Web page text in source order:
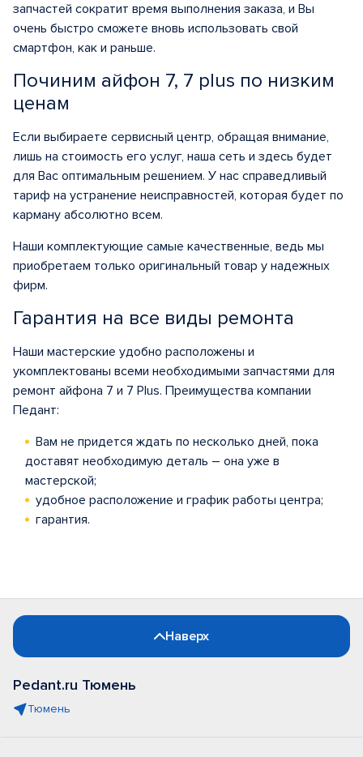
запчастей сократит время выполнения заказа, и Вы
очень быстро сможете вновь использовать свой
смартфон, как и раньше.
Починим айфон 7, 7 plus по низким
ценам
Если выбираете сервисный центр, обращая внимание,
лишь на стоимость его услуг, наша сеть и здесь будет
для Вас оптимальным решением. У нас справедливый
тариф на устранение неисправностей, которая будет по
карману абсолютно всем.
Наши комплектующие самые качественные, ведь мы
приобретаем только оригинальный товар у надежных
фирм.
Гарантия на все виды ремонта
Наши мастерские удобно расположены и
укомплектованы всеми необходимыми запчастями для
ремонт айфона 7 и 7 Plus. Преимущества компании
Педант:
Вам не придется ждать по несколько дней, пока
доставят необходимую деталь – она уже в
мастерской;
удобное расположение и график работы центра;
гарантия.
Наверх
Pedant.ru Тюмень
Тюмень